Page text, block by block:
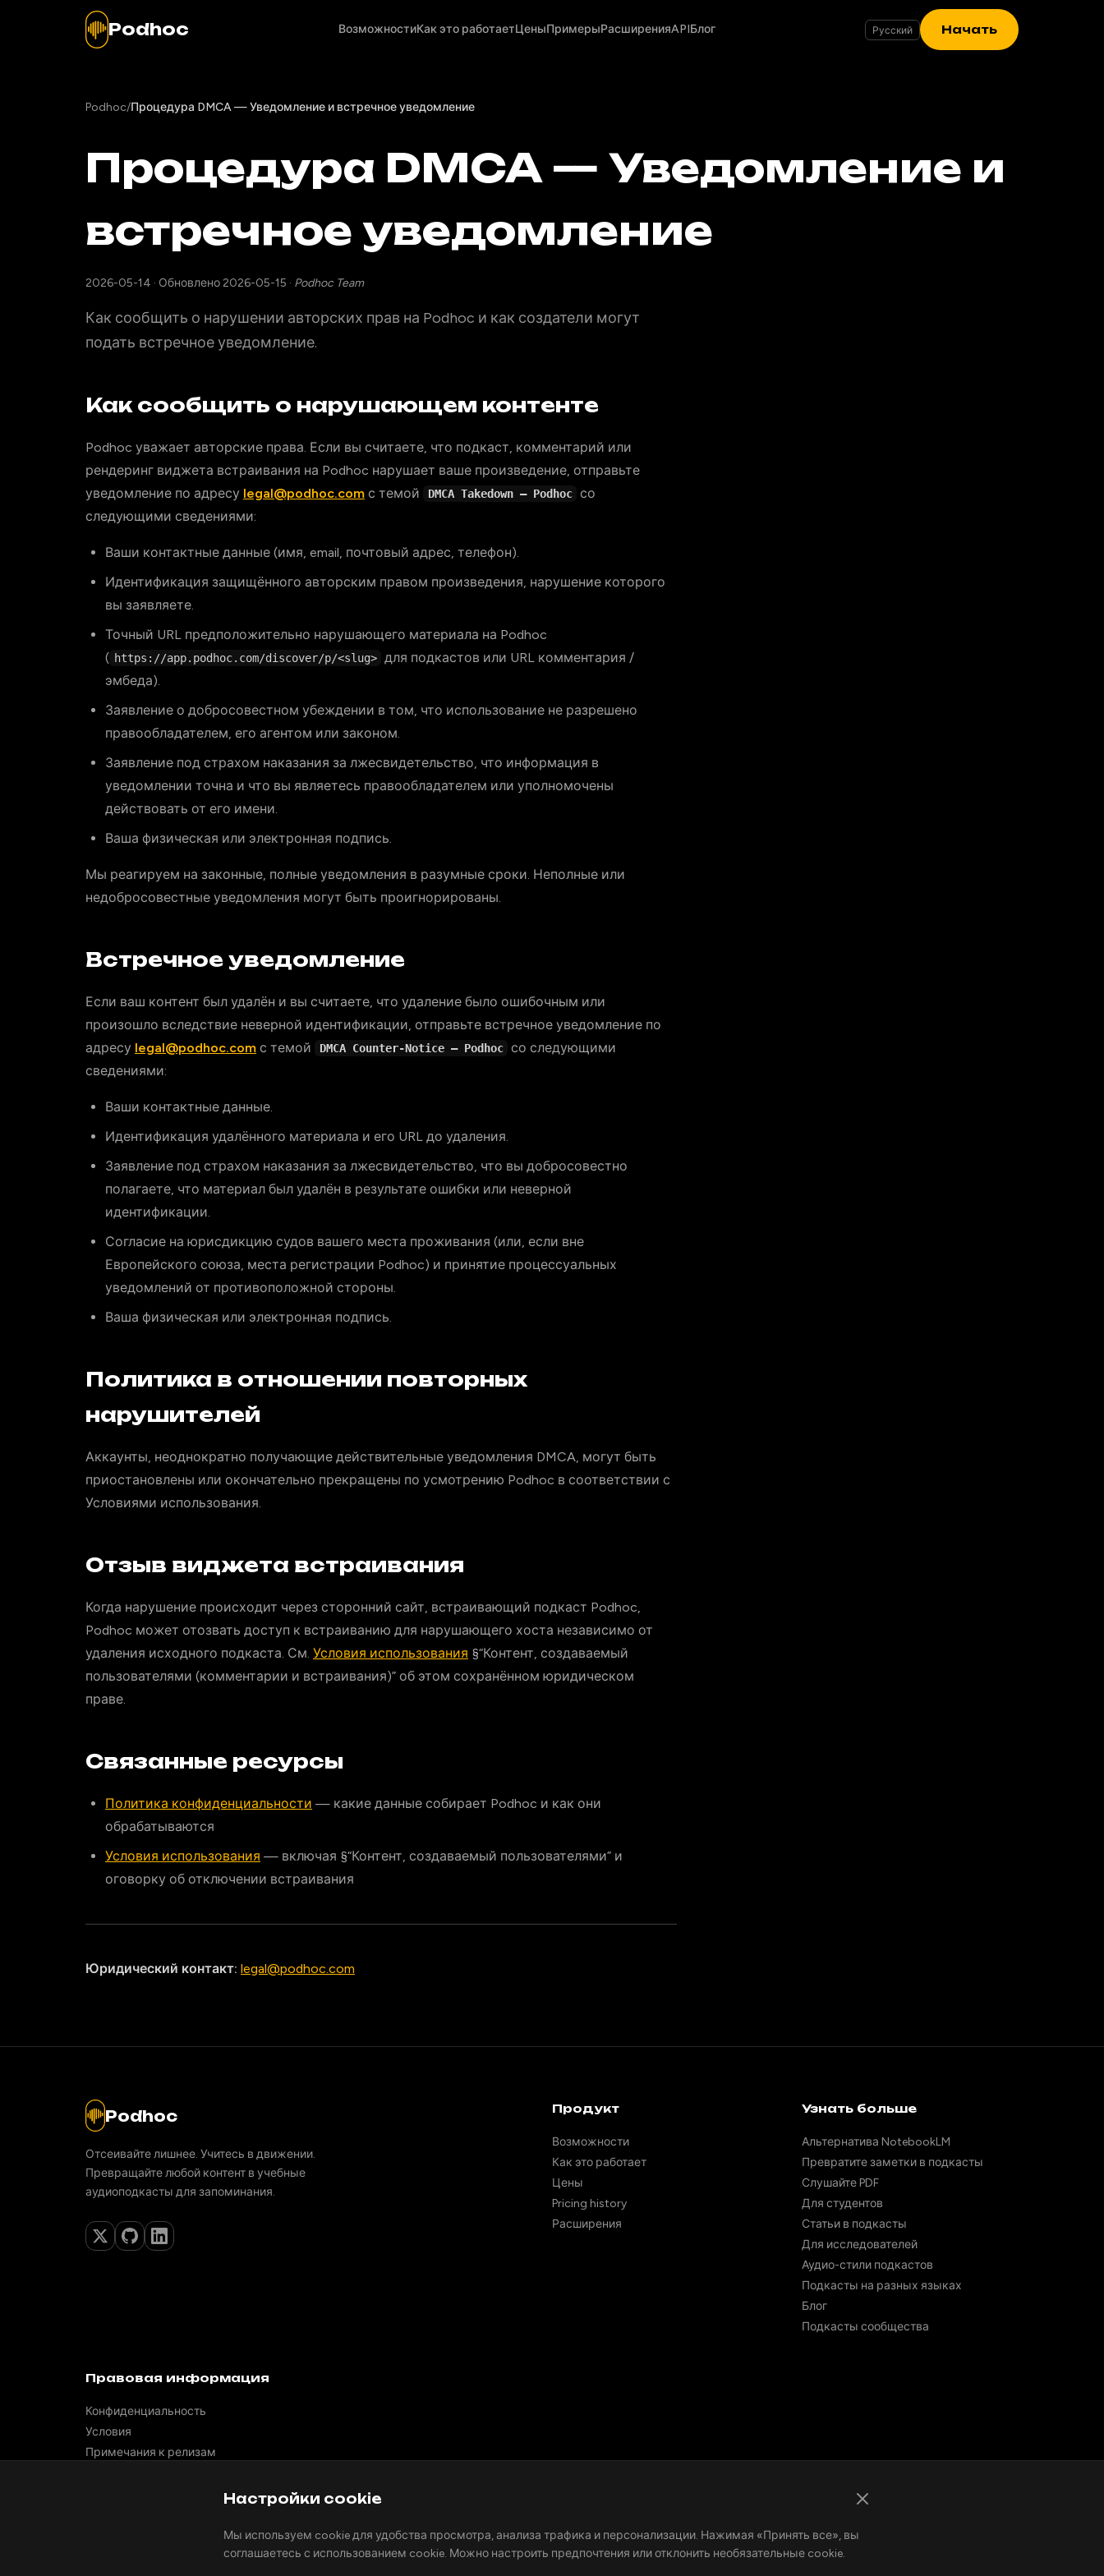
Podhoc ВозможностиКак это работаетЦеныПримерыРасширенияAPIБлог Начать
Podhoc/Процедура DMCA — Уведомление и встречное уведомление
Процедура DMCA — Уведомление и
встречное уведомление
2026-05-14 · Обновлено 2026-05-15 · Podhoc Team
Как сообщить о нарушении авторских прав на Podhoc и как создатели могут
подать встречное уведомление.
Как сообщить о нарушающем контенте
Podhoc уважает авторские права. Если вы считаете, что подкаст, комментарий или
рендеринг виджета встраивания на Podhoc нарушает ваше произведение, отправьте
уведомление по адресу legal@podhoc.com с темой DMCA Takedown — Podhoc со
следующими сведениями:
Ваши контактные данные (имя, email, почтовый адрес, телефон).
Идентификация защищённого авторским правом произведения, нарушение которого
вы заявляете.
Точный URL предположительно нарушающего материала на Podhoc
( https://app.podhoc.com/discover/p/<slug> для подкастов или URL комментария /
эмбеда).
Заявление о добросовестном убеждении в том, что использование не разрешено
правообладателем, его агентом или законом.
Заявление под страхом наказания за лжесвидетельство, что информация в
уведомлении точна и что вы являетесь правообладателем или уполномочены
действовать от его имени.
Ваша физическая или электронная подпись.
Мы реагируем на законные, полные уведомления в разумные сроки. Неполные или
недобросовестные уведомления могут быть проигнорированы.
Встречное уведомление
Если ваш контент был удалён и вы считаете, что удаление было ошибочным или
произошло вследствие неверной идентификации, отправьте встречное уведомление по
адресу legal@podhoc.com с темой DMCA Counter-Notice — Podhoc со следующими
сведениями:
Ваши контактные данные.
Идентификация удалённого материала и его URL до удаления.
Заявление под страхом наказания за лжесвидетельство, что вы добросовестно
полагаете, что материал был удалён в результате ошибки или неверной
идентификации.
Согласие на юрисдикцию судов вашего места проживания (или, если вне
Европейского союза, места регистрации Podhoc) и принятие процессуальных
уведомлений от противоположной стороны.
Ваша физическая или электронная подпись.
Политика в отношении повторных
нарушителей
Аккаунты, неоднократно получающие действительные уведомления DMCA, могут быть
приостановлены или окончательно прекращены по усмотрению Podhoc в соответствии с
Условиями использования.
Отзыв виджета встраивания
Когда нарушение происходит через сторонний сайт, встраивающий подкаст Podhoc,
Podhoc может отозвать доступ к встраиванию для нарушающего хоста независимо от
удаления исходного подкаста. См. Условия использования §“Контент, создаваемый
пользователями (комментарии и встраивания)” об этом сохранённом юридическом
праве.
Связанные ресурсы
Политика конфиденциальности — какие данные собирает Podhoc и как они
обрабатываются
Условия использования — включая §“Контент, создаваемый пользователями” и
оговорку об отключении встраивания
Юридический контакт: legal@podhoc.com
Podhoc
Отсеивайте лишнее. Учитесь в движении.
Превращайте любой контент в учебные
аудиоподкасты для запоминания.
Продукт
Возможности
Как это работает
Цены
Pricing history
Расширения
Узнать больше
Альтернатива NotebookLM
Превратите заметки в подкасты
Слушайте PDF
Для студентов
Статьи в подкасты
Для исследователей
Аудио-стили подкастов
Подкасты на разных языках
Блог
Подкасты сообщества
Правовая информация
Конфиденциальность
Условия
Примечания к релизам
Настройки cookie
Мы используем cookie для удобства просмотра, анализа трафика и персонализации. Нажимая «Принять все», вы
соглашаетесь с использованием cookie. Можно настроить предпочтения или отклонить необязательные cookie.